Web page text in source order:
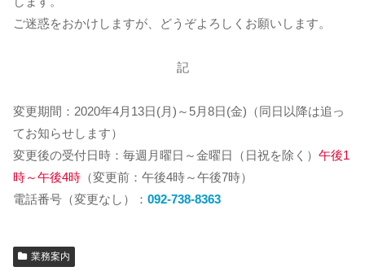
ご迷惑をおかけしますが、どうぞよろしくお願いします。
記
変更期間：2020年4月13日(月)～5月8日(金)（同日以降は追っ
てお知らせします）
変更後の受付日時：毎週月曜日～金曜日（日祝を除く） 午後1
時～午後4時 （変更前：午後4時～午後7時）
電話番号（変更なし）： 092-738-8363
業務案内